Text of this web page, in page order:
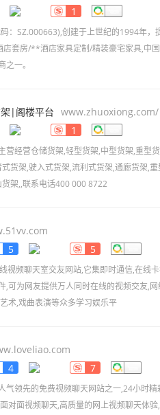
1
：SZ.000663),创建于上世纪的1994年，
店套房/**酒店家具定制/精装豪宅家具,中
一。
|阁楼平台 www.zhuoxiong.com/
1
营经营仓储货架,轻型货架,中型货架,重型
货架,驶入式货架,流利式货架,通廊货架,
架,,联系电话400 000 8722
5 5
视频聊天室交友网站,它集即时通信,在线
,可为网友提供万人同时在线的视频交友,
术,戏曲表演等众多学习娱乐平
4 7
气领先的免费视频聊天网站之一,24小时
对面视频聊天,高质量的网上视频聊天体